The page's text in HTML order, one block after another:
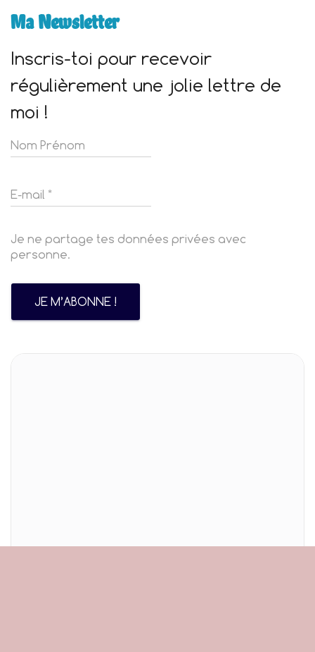
Ma Newsletter
Inscris-toi pour recevoir
régulièrement une jolie lettre de
moi !
Je ne partage tes données privées avec
personne.